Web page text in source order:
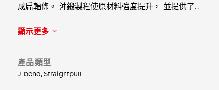
成扁輻條。 沖鍛製程使原材料強度提升， 並提供了
264 mm 長度下，64 根輻條的重量為 278 g。
顯示更多
產品類型
J-bend, Straightpull